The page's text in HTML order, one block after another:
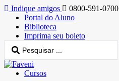
Indique amigos
0800-591-0700
Portal do Aluno
Biblioteca
Imprima seu boleto
Cursos